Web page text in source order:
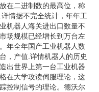
在二进制数的最高位，称
情据不完全统计，年年工
机器人海关进出口数量不
场规模已经增长到万台左
年全年国产工业机器人数
，产值.详情机器人的历史
出世界上第一台工业机器
在大学攻读伺服理论，这
控制信号的理论。德沃尔